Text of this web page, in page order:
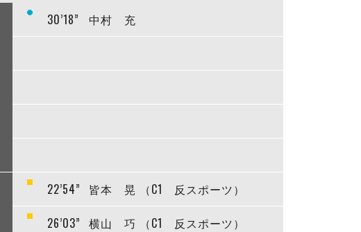
30’18” 中村 充
22’54” 皆本 晃 （C1 反スポーツ）
26’03” 横山 巧 （C1 反スポーツ）